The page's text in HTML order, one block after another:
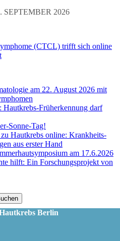
2026
(CTCL) trifft sich online
am 22. August 2026 mit
Früherkennung darf
Sonne-Tag!
Hautkrebs online: Krankheits-
aus erster Hand
am 17.6.2026
hilft: Ein Forschungsprojekt von
Berlin